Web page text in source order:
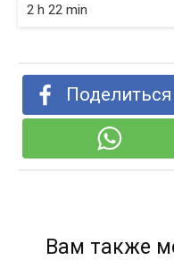
2 h 22 min
Вам также